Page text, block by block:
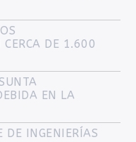
CERCA DE 1.600
EN LA
DE INGENIERÍAS